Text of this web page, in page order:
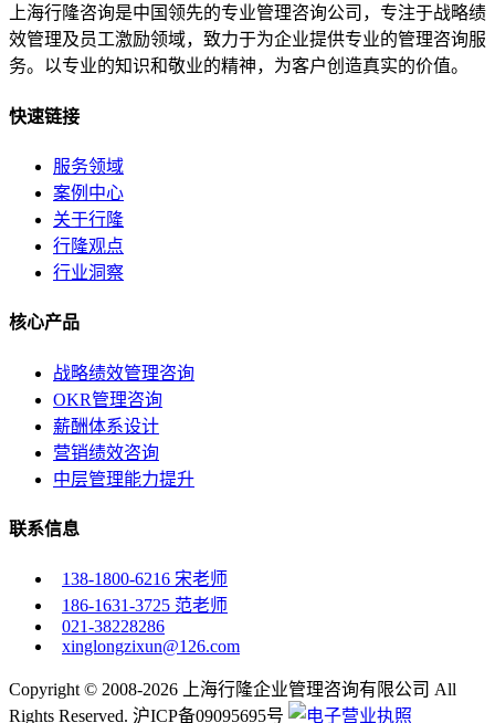
上海行隆咨询是中国领先的专业管理咨询公司，专注于战略绩
效管理及员工激励领域，致力于为企业提供专业的管理咨询服
务。以专业的知识和敬业的精神，为客户创造真实的价值。
快速链接
服务领域
案例中心
关于行隆
行隆观点
行业洞察
核心产品
战略绩效管理咨询
OKR管理咨询
薪酬体系设计
营销绩效咨询
中层管理能力提升
联系信息
138-1800-6216 宋老师
186-1631-3725 范老师
021-38228286
xinglongzixun@126.com
Copyright © 2008-2026 上海行隆企业管理咨询有限公司 All
Rights Reserved. 沪ICP备09095695号